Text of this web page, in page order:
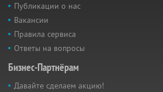
Публикации о нас
Вакансии
Правила сервиса
Ответы на вопросы
Бизнес-Партнёрам
Давайте сделаем акцию!